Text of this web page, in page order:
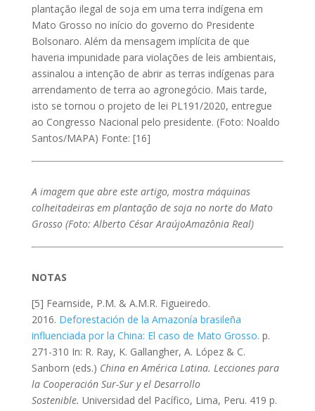
plantação ilegal de soja em uma terra indígena em
Mato Grosso no início do governo do Presidente
Bolsonaro. Além da mensagem implícita de que
haveria impunidade para violações de leis ambientais,
assinalou a intenção de abrir as terras indígenas para
arrendamento de terra ao agronegócio. Mais tarde,
isto se tornou o projeto de lei PL191/2020, entregue
ao Congresso Nacional pelo presidente. (Foto: Noaldo
Santos/MAPA) Fonte: [16]
A imagem que abre este artigo, mostra máquinas
colheitadeiras em plantação de soja no norte do Mato
Grosso (Foto: Alberto César AraújoAmazônia Real)
NOTAS
[5] Fearnside, P.M. & A.M.R. Figueiredo.
2016. Deforestación de la Amazonía brasileña
influenciada por la China: El caso de Mato Grosso. p.
271-310 In: R. Ray, K. Gallangher, A. López & C.
Sanborn (eds.) China en América Latina. Lecciones para
la Cooperación Sur-Sur y el Desarrollo
Sostenible. Universidad del Pacífico, Lima, Peru. 419 p.